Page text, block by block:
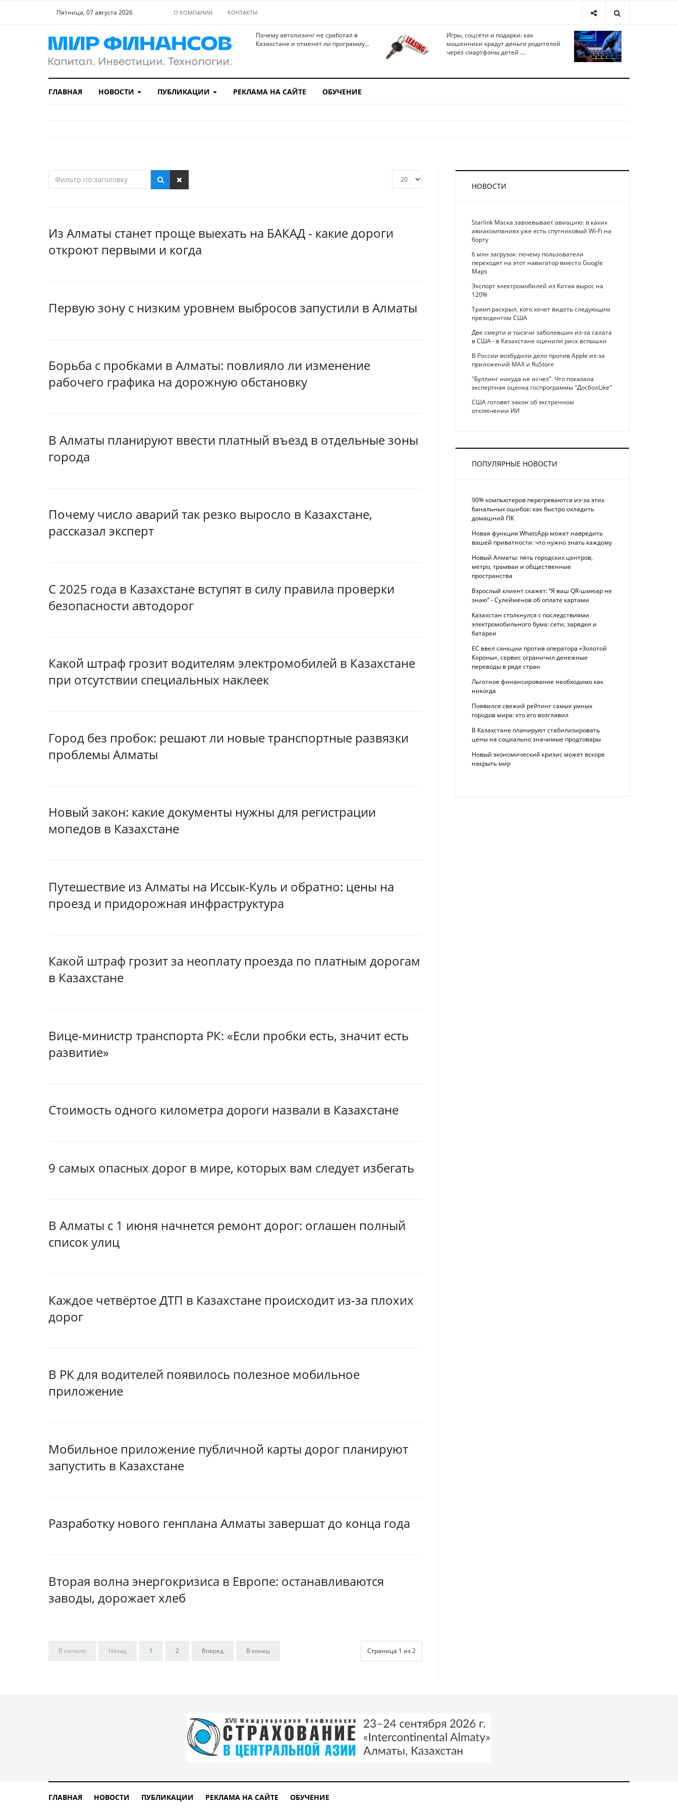
Пятница, 07 августа 2026 О КОМПАНИИ КОНТАКТЫ
Почему автолизинг не сработал в
Казахстане и отменят ли программу...
Игры, соцсети и подарки: как
мошенники крадут деньги родителей
через смартфоны детей ...
ГЛАВНАЯ НОВОСТИ ПУБЛИКАЦИИ РЕКЛАМА НА САЙТЕ ОБУЧЕНИЕ
Из Алматы станет проще выехать на БАКАД - какие дороги
откроют первыми и когда
Первую зону с низким уровнем выбросов запустили в Алматы
Борьба с пробками в Алматы: повлияло ли изменение
рабочего графика на дорожную обстановку
В Алматы планируют ввести платный въезд в отдельные зоны
города
Почему число аварий так резко выросло в Казахстане,
рассказал эксперт
С 2025 года в Казахстане вступят в силу правила проверки
безопасности автодорог
Какой штраф грозит водителям электромобилей в Казахстане
при отсутствии специальных наклеек
Город без пробок: решают ли новые транспортные развязки
проблемы Алматы
Новый закон: какие документы нужны для регистрации
мопедов в Казахстане
Путешествие из Алматы на Иссык-Куль и обратно: цены на
проезд и придорожная инфраструктура
Какой штраф грозит за неоплату проезда по платным дорогам
в Казахстане
Вице-министр транспорта РК: «Если пробки есть, значит есть
развитие»
Стоимость одного километра дороги назвали в Казахстане
9 самых опасных дорог в мире, которых вам следует избегать
В Алматы с 1 июня начнется ремонт дорог: оглашен полный
список улиц
Каждое четвёртое ДТП в Казахстане происходит из-за плохих
дорог
В РК для водителей появилось полезное мобильное
приложение
Мобильное приложение публичной карты дорог планируют
запустить в Казахстане
Разработку нового генплана Алматы завершат до конца года
Вторая волна энергокризиса в Европе: останавливаются
заводы, дорожает хлеб
Страница 1 из 2
В начало Назад 1 2 Вперед В конец
НОВОСТИ
Starlink Маска завоевывает авиацию: в каких
авиакомпаниях уже есть спутниковый Wi-Fi на
борту
6 млн загрузок: почему пользователи
переходят на этот навигатор вместо Google
Maps
Экспорт электромобилей из Китая вырос на
120%
Трамп раскрыл, кого хочет видеть следующим
президентом США
Две смерти и тысячи заболевших из-за салата
в США - в Казахстане оценили риск вспышки
В России возбудили дело против Apple из-за
приложений MAX и RuStore
"Буллинг никуда не исчез". Что показала
экспертная оценка госпрограммы "ДосболLike"
США готовят закон об экстренном
отключении ИИ
ПОПУЛЯРНЫЕ НОВОСТИ
90% компьютеров перегреваются из-за этих
банальных ошибок: как быстро охладить
домашний ПК
Новая функция WhatsApp может навредить
вашей приватности: что нужно знать каждому
Новый Алматы: пять городских центров,
метро, трамваи и общественные
пространства
Взрослый клиент скажет: “Я ваш QR-шмюар не
знаю“ - Сулейменов об оплате картами
Казахстан столкнулся с последствиями
электромобильного бума: сети, зарядки и
батареи
ЕС ввел санкции против оператора «Золотой
Короны», сервис ограничил денежные
переводы в ряде стран
Льготное финансирование необходимо как
никогда
Появился свежий рейтинг самых умных
городов мира: кто его возглавил
В Казахстане планируют стабилизировать
цены на социально значимые продтовары
Новый экономический кризис может вскоре
накрыть мир
ГЛАВНАЯ НОВОСТИ ПУБЛИКАЦИИ РЕКЛАМА НА САЙТЕ ОБУЧЕНИЕ